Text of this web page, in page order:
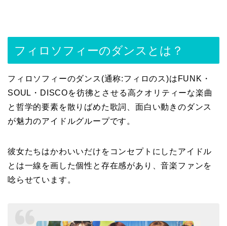
フィロソフィーのダンスとは？
フィロソフィーのダンス(通称:フィロのス)はFUNK・
SOUL・DISCOを彷彿とさせる高クオリティーな楽曲
と哲学的要素を散りばめた歌詞、面白い動きのダンス
が魅力のアイドルグループです。
彼女たちはかわいいだけをコンセプトにしたアイドル
とは一線を画した個性と存在感があり、音楽ファンを
唸らせています。